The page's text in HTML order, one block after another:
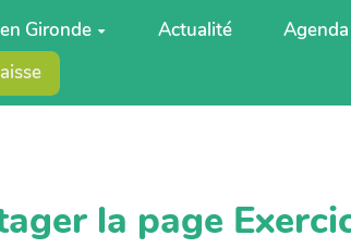
Gironde Actualité Agenda
la page